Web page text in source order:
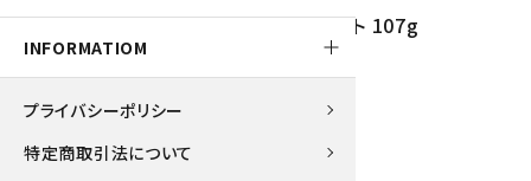
INFORMATIOM
プライバシーポリシー
特定商取引法について
モザンビーク産アマゾナイト 磨き石カット 107g
2,000円(税込)
数量 －